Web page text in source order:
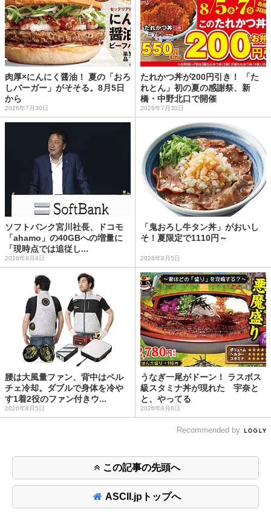
肉厚×にんにく醤油！ 夏の「おろ
しバーガー」がそそる。8月5日
から
2026年7月30日
たれかつ丼が200円引き！ 「た
れとん」初の夏の感謝祭、新
橋・中野北口で開催
2026年7月30日
ソフトバンク宮川社長、ドコモ
「ahamo」の40GBへの増量に
「現時点では追従し...
2026年8月4日
「鬼おろし牛タン丼」がおいし
そ！夏限定で1110円～
2026年8月5日
腰は大風量ファン、背中はペル
チェ冷却。ダブルで身体を冷や
す1着2役のファン付きウ...
2026年8月5日
うなぎ一尾がドーン！ ラスボス
級スタミナ丼が現れた 宇奈と
と、やってる
2026年8月6日
Recommended by
この記事の先頭へ
ASCII.jpトップへ